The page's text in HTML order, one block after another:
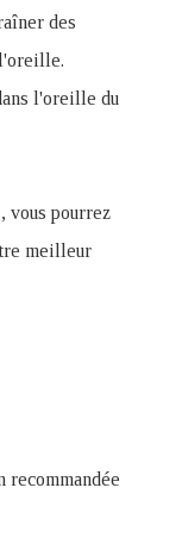
des
l'oreille du
vous pourrez
meilleur
recommandée